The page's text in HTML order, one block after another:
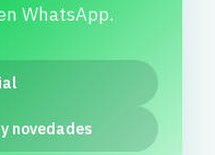
WhatsApp.
novedades